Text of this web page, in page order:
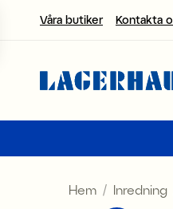
Våra butiker Kontakta
Välj språk /
FI / EUR
NO / NKR
Hem Inredning